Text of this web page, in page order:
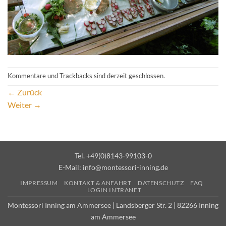
Kommentare und Trackbacks sind derzeit geschlossen.
← Zurück
Weiter →
Tel. +49(0)8143-99103-0
E-Mail: info@montessori-inning.de
IMPRESSUM KONTAKT & ANFAHRT DATENSCHUTZ
FAQ
LOGIN INTRANET
Montessori Inning am Ammersee | Landsberger Str. 2 | 82266 Inning
am Ammersee